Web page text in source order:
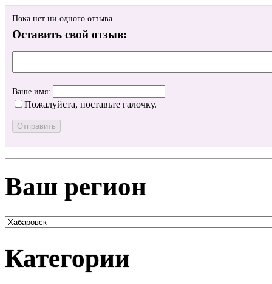
Пока нет ни одного отзыва
Оставить свой отзыв:
Ваше имя:
Пожалуйста, поставьте галочку.
Ваш регион
Категории